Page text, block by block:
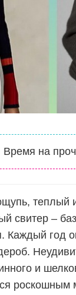
Время на
теплый
свитер –
Каждый год
и